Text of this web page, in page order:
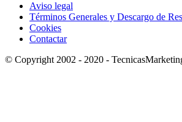
Aviso legal
Términos Generales y Descargo de
Cookies
Contactar
© Copyright 2002 - 2020 -